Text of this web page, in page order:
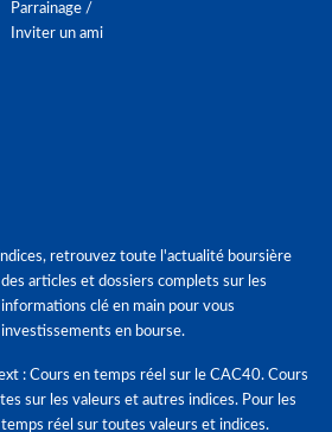
Parrainage /
Inviter un ami
retrouvez toute l'actualité boursière
des articles et dossiers complets sur les
clé en main pour vous
en bourse.
: Cours en temps réel sur le CAC40. Cours
sur les valeurs et autres indices. Pour les
temps réel sur toutes valeurs et indices.